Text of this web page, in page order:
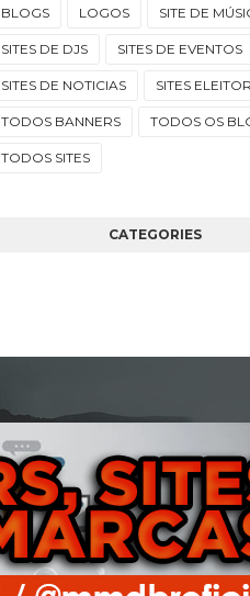
BLOGS LOGOS SITE DE
SITES DE DJS SITES DE EVENTOS
SITES DE NOTICIAS SITES
TODOS BANNERS TODOS OS
TODOS SITES
CATEGORIES